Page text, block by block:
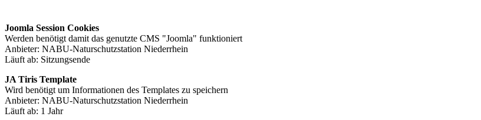
Joomla Session Cookies
Werden benötigt damit das genutzte CMS "Joomla" funktioniert
Anbieter: NABU-Naturschutzstation Niederrhein
Läuft ab: Sitzungsende
JA Tiris Template
Wird benötigt um Informationen des Templates zu speichern
Anbieter: NABU-Naturschutzstation Niederrhein
Läuft ab: 1 Jahr